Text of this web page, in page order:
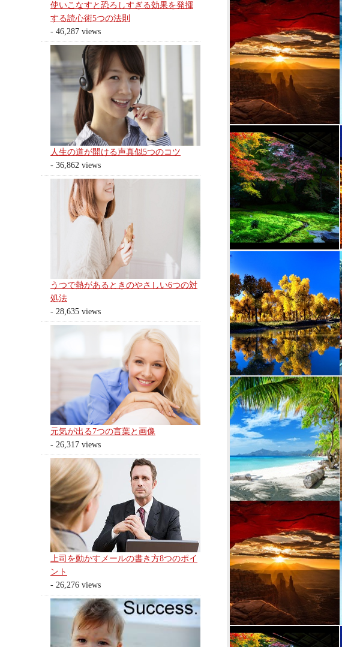
使いこなすと恐ろしすぎる効果を発揮
する読心術5つの法則
- 46,287 views
人生の道が開ける声真似5つのコツ
- 36,862 views
うつで熱があるときのやさしい6つの対
処法
- 28,635 views
元気が出る7つの言葉と画像
- 26,317 views
上司を動かすメールの書き方8つのポイ
ント
- 26,276 views